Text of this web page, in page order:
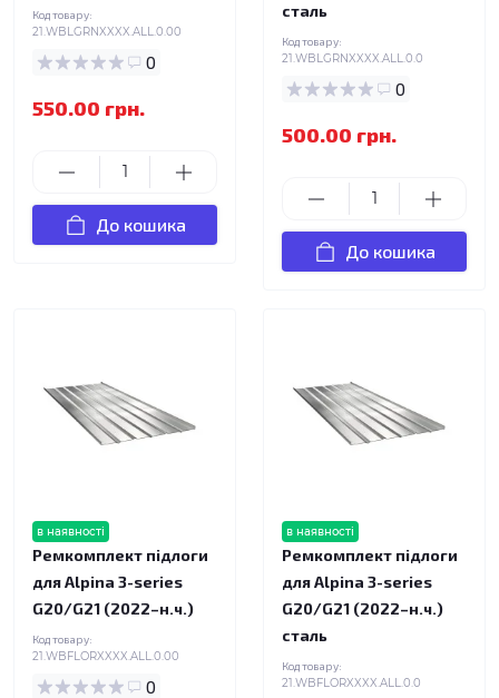
Код товару:
21.WBLGRNXXXX.ALL.0.00
0
550.00 грн.
До кошика
сталь
Код товару:
21.WBLGRNXXXX.ALL.0.0
0
500.00 грн.
До кошика
в наявності
Ремкомплект підлоги
для Alpina 3-series
G20/G21 (2022–н.ч.)
Код товару:
21.WBFLORXXXX.ALL.0.00
0
в наявності
Ремкомплект підлоги
для Alpina 3-series
G20/G21 (2022–н.ч.)
сталь
Код товару:
21.WBFLORXXXX.ALL.0.0